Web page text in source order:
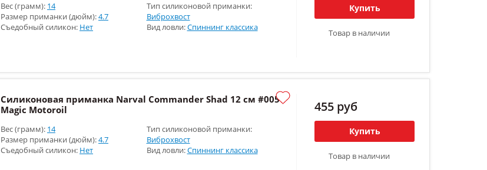
Вес (грамм): 14
Размер приманки (дюйм):4.7
Съедобный силикон: Нет
Тип силиконовой приманки:
Виброхвост
Вид ловли:Спиннинг классика
Купить
Товар в наличии
Силиконовая приманка Narval Commander Shad 12 см #005
Magic Motoroil
Вес (грамм): 14
Размер приманки (дюйм):4.7
Съедобный силикон: Нет
Тип силиконовой приманки:
Виброхвост
Вид ловли:Спиннинг классика
455 руб
Купить
Товар в наличии